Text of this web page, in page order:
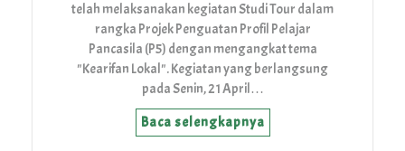
telah melaksanakan kegiatan Studi Tour dalam
rangka Projek Penguatan Profil Pelajar
Pancasila (P5) dengan mengangkat tema
"Kearifan Lokal". Kegiatan yang berlangsung
pada Senin, 21 April…
Baca selengkapnya